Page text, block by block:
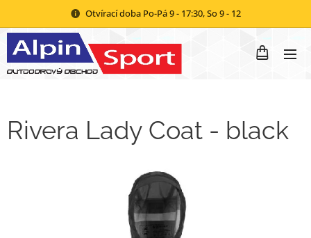
Otvírací doba Po-Pá 9 - 17:30, So 9 - 12
Rivera Lady Coat - black